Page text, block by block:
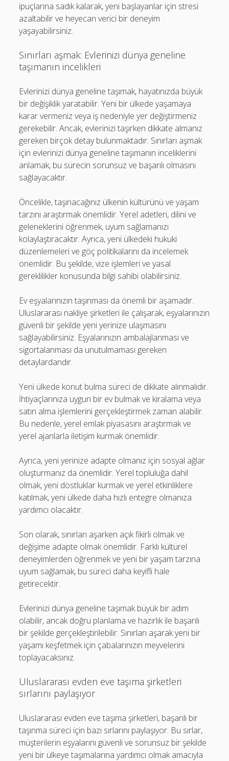
ipuçlarına sadık kalarak, yeni başlayanlar için stresi
azaltabilir ve heyecan verici bir deneyim
yaşayabilirsiniz.
Sınırları aşmak: Evlerinizi dünya geneline
taşımanın incelikleri
Evlerinizi dünya geneline taşımak, hayatınızda büyük
bir değişiklik yaratabilir. Yeni bir ülkede yaşamaya
karar vermeniz veya iş nedeniyle yer değiştirmeniz
gerekebilir. Ancak, evlerinizi taşırken dikkate almanız
gereken birçok detay bulunmaktadır. Sınırları aşmak
için evlerinizi dünya geneline taşımanın inceliklerini
anlamak, bu sürecin sorunsuz ve başarılı olmasını
sağlayacaktır.
Öncelikle, taşınacağınız ülkenin kültürünü ve yaşam
tarzını araştırmak önemlidir. Yerel adetleri, dilini ve
geleneklerini öğrenmek, uyum sağlamanızı
kolaylaştıracaktır. Ayrıca, yeni ülkedeki hukuki
düzenlemeleri ve göç politikalarını da incelemek
önemlidir. Bu şekilde, vize işlemleri ve yasal
gereklilikler konusunda bilgi sahibi olabilirsiniz.
Ev eşyalarınızın taşınması da önemli bir aşamadır.
Uluslararası nakliye şirketleri ile çalışarak, eşyalarınızın
güvenli bir şekilde yeni yerinize ulaşmasını
sağlayabilirsiniz. Eşyalarınızın ambalajlanması ve
sigortalanması da unutulmaması gereken
detaylardandır.
Yeni ülkede konut bulma süreci de dikkate alınmalıdır.
İhtiyaçlarınıza uygun bir ev bulmak ve kiralama veya
satın alma işlemlerini gerçekleştirmek zaman alabilir.
Bu nedenle, yerel emlak piyasasını araştırmak ve
yerel ajanlarla iletişim kurmak önemlidir.
Ayrıca, yeni yerinize adapte olmanız için sosyal ağlar
oluşturmanız da önemlidir. Yerel topluluğa dahil
olmak, yeni dostluklar kurmak ve yerel etkinliklere
katılmak, yeni ülkede daha hızlı entegre olmanıza
yardımcı olacaktır.
Son olarak, sınırları aşarken açık fikirli olmak ve
değişime adapte olmak önemlidir. Farklı kültürel
deneyimlerden öğrenmek ve yeni bir yaşam tarzına
uyum sağlamak, bu süreci daha keyifli hale
getirecektir.
Evlerinizi dünya geneline taşımak büyük bir adım
olabilir, ancak doğru planlama ve hazırlık ile başarılı
bir şekilde gerçekleştirilebilir. Sınırları aşarak yeni bir
yaşamı keşfetmek için çabalarınızın meyvelerini
toplayacaksınız.
Uluslararası evden eve taşıma şirketleri
sırlarını paylaşıyor
Uluslararası evden eve taşıma şirketleri, başarılı bir
taşınma süreci için bazı sırlarını paylaşıyor. Bu sırlar,
müşterilerin eşyalarını güvenli ve sorunsuz bir şekilde
yeni bir ülkeye taşımalarına yardımcı olmak amacıyla